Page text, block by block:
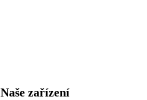
Naše zařízení